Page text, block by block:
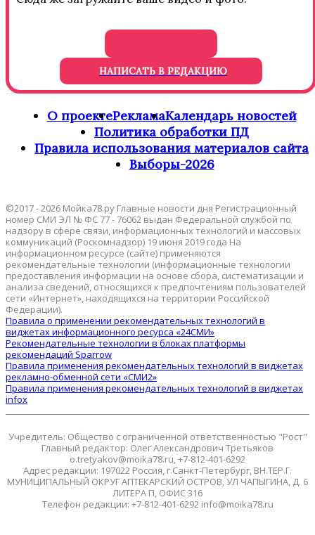
НАПИСАТЬ В РЕДАКЦИЮ
О проектеРекламаКалендарь новостей
Политика обработки ПД
Правила использования материалов сайта
Выборы-2026
©2017 - 2026 Мойка78.ру Главные новости дня Регистрационный
номер СМИ ЭЛ № ФС 77 - 76062 выдан Федеральной службой по
надзору в сфере связи, информационных технологий и массовых
коммуникаций (Роскомнадзор) 19 июня 2019 года На
информационном ресурсе (сайте) применяются
рекомендательные технологии (информационные технологии
предоставления информации на основе сбора, систематизации и
анализа сведений, относящихся к предпочтениям пользователей
сети «Интернет», находящихся на территории Российской
Федерации).
Правила о применении рекомендательных технологий в
виджетах информационного ресурса «24СМИ»
Рекомендательные технологии в блоках платформы
рекомендаций Sparrow
Правила применения рекомендательных технологий в виджетах
рекламно-обменной сети «СМИ2»
Правила применения рекомендательных технологий в виджетах
infox
Учредитель: Общество с ограниченной ответственностью "Рост"
Главный редактор: Олег Александрович Третьяков
o.tretyakov@moika78.ru, +7-812-401-6292
Адрес редакции: 197022 Россия, г.Санкт-Петербург, ВН.ТЕР.Г.
МУНИЦИПАЛЬНЫЙ ОКРУГ АПТЕКАРСКИЙ ОСТРОВ, УЛ ЧАПЫГИНА, Д. 6
ЛИТЕРА П, ОФИС 316
Телефон редакции: +7-812-401-6292 info@moika78.ru